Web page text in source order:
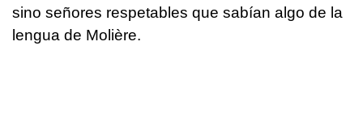
sino señores respetables que sabían algo de la
lengua de Molière.